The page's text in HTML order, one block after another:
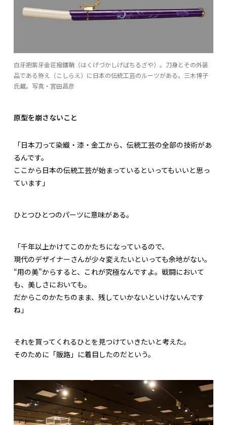
白牙把紫牙金荘撥鏤鞘（はくげづかしげばちるざや）。刀身とその外装
品である拵え（こしらえ）に日本の伝統工芸のルーツがある。三木博子
氏蔵。写真・宮田昌彦
原型を崩さないこと
「日本刀って染織・漆・金工から、伝統工芸の全部の技術があ
るんです。
ここから日本の伝統工芸が始まっているといってもいいと思っ
ています」
ひとつひとつのパーツに意味がある。
「千年以上かけてこのかたちになっているので、
現代のデザイナーさんが少々変えたいといっても余地がない。
“用の美”からすると、これが究極なんですよ。戦闘において
も、美しさにおいても。
だからこのかたちのまま、残していかないといけないんです
ね」
それを買ってくれるひとを見つけていきたいと考えた。
そのために「販路」に着目したのだという。